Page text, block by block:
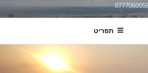
תפריט